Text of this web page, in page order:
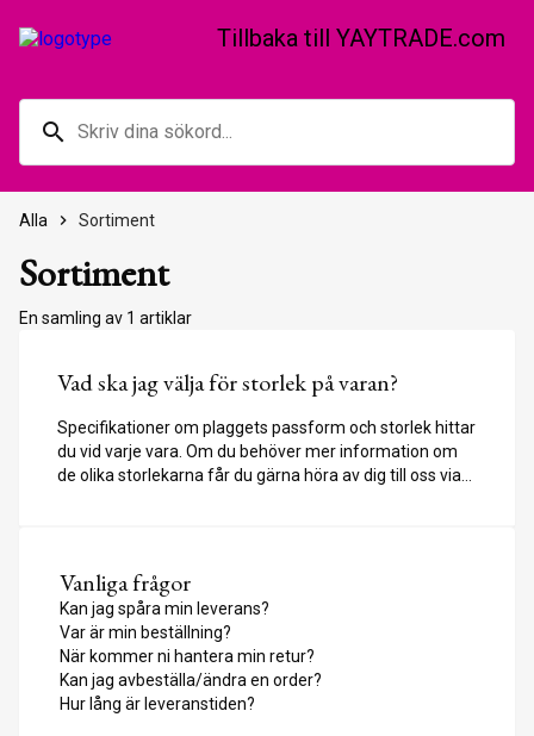
search
Tillbaka till YAYTRADE.com
Alla keyboard_arrow_right Sortiment
Sortiment
En samling av 1 artiklar
Vad ska jag välja för storlek på varan?
Specifikationer om plaggets passform och storlek hittar
du vid varje vara. Om du behöver mer information om
de olika storlekarna får du gärna höra av dig till oss via
Vanliga frågor
Kan jag spåra min leverans?
Var är min beställning?
När kommer ni hantera min retur?
Kan jag avbeställa/ändra en order?
Hur lång är leveranstiden?